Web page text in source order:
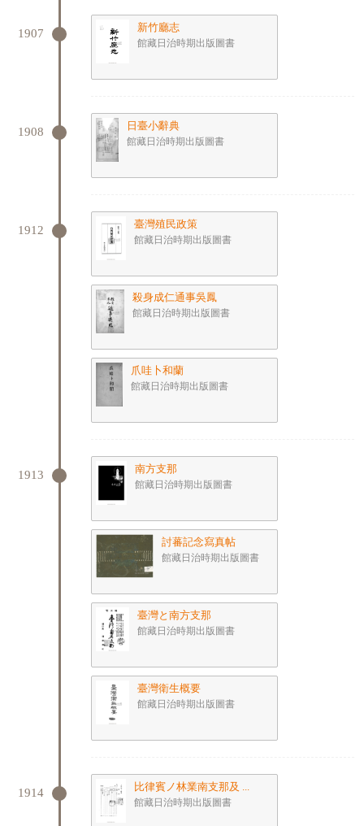
1907 新竹廳志
館藏日治時期出版圖書
1908 日臺小辭典
館藏日治時期出版圖書
1912 臺灣殖民政策
館藏日治時期出版圖書
殺身成仁通事吳鳳
館藏日治時期出版圖書
爪哇卜和蘭
館藏日治時期出版圖書
1913 南方支那
館藏日治時期出版圖書
討蕃記念寫真帖
館藏日治時期出版圖書
臺灣と南方支那
館藏日治時期出版圖書
臺灣衛生概要
館藏日治時期出版圖書
1914 比律賓ノ林業南支那及 ...
館藏日治時期出版圖書